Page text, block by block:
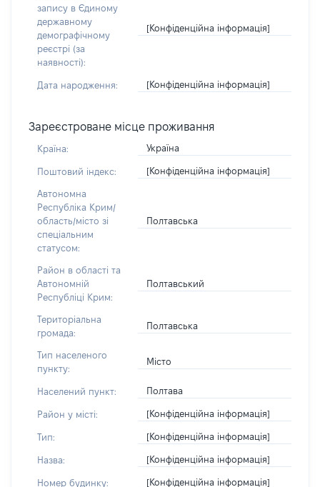
запису в Єдиному
державному
демографічному
реєстрі (за
наявності):
[Конфіденційна інформація]
Дата народження: [Конфіденційна інформація]
Зареєстроване місце проживання
Країна: Україна
Поштовий індекс: [Конфіденційна інформація]
Автономна
Республіка Крим/
область/місто зі
спеціальним
статусом:
Полтавська
Район в області та
Автономній
Республіці Крим:
Полтавський
Територіальна
громада:
Полтавська
Тип населеного
пункту:
Місто
Населений пункт: Полтава
Район у місті: [Конфіденційна інформація]
Тип: [Конфіденційна інформація]
Назва: [Конфіденційна інформація]
Номер будинку: [Конфіденційна інформація]